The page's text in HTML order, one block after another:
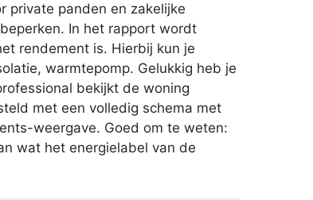
private panden en zakelijke
In het rapport wordt
rendement is. Hierbij kun je
warmtepomp. Gelukkig heb je
bekijkt de woning
met een volledig schema met
weergave. Goed om te weten:
wat het energielabel van de